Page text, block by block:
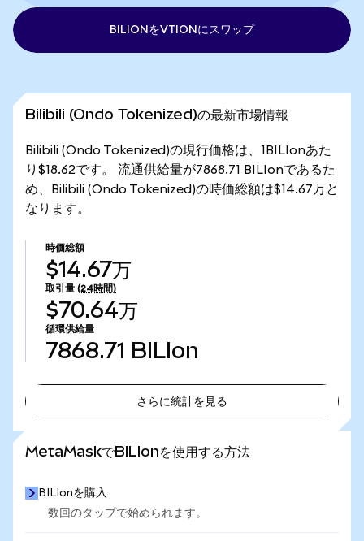
BILIONをVTIONにスワップ
Bilibili (Ondo Tokenized)の最新市場情報
Bilibili (Ondo Tokenized)の現行価格は、1BILIonあた
り$18.62です。 流通供給量が7868.71 BILIonであるた
め、Bilibili (Ondo Tokenized)の時価総額は$14.67万と
なります。
時価総額
$14.67万
取引量 (24時間)
$70.64万
循環供給量
7868.71 BILIon
さらに統計を見る
MetaMaskでBILIonを使用する方法
BILIonを購入
数回のタップで始められます。